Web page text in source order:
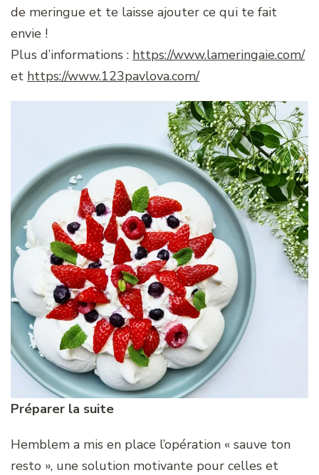
de meringue et te laisse ajouter ce qui te fait
envie !
Plus d’informations : https://www.lameringaie.com/
et https://www.123pavlova.com/
Préparer la suite
Hemblem a mis en place l’opération « sauve ton
resto », une solution motivante pour celles et